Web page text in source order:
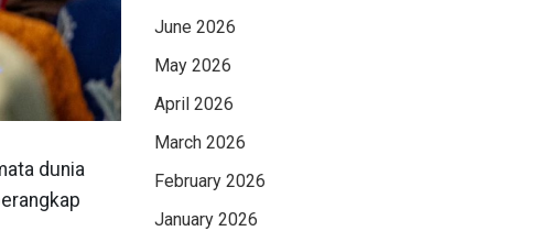
dunia
June 2026
May 2026
April 2026
March 2026
February 2026
January 2026